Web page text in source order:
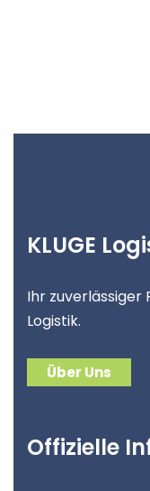
KLUGE
Ihr
Logistik.
Über Uns
Offizielle